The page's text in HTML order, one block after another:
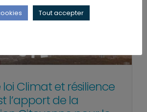
loi Climat et résilience
l’apport de la
Tout accepter